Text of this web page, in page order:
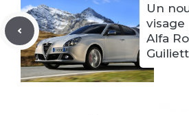
Un
Alfa